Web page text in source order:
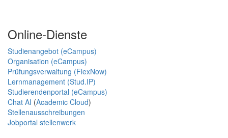
Online-Dienste
Studienangebot (eCampus)
Organisation (eCampus)
Prüfungsverwaltung (FlexNow)
Lernmanagement (Stud.IP)
Studierendenportal (eCampus)
Chat AI (Academic Cloud)
Stellenausschreibungen
Jobportal stellenwerk